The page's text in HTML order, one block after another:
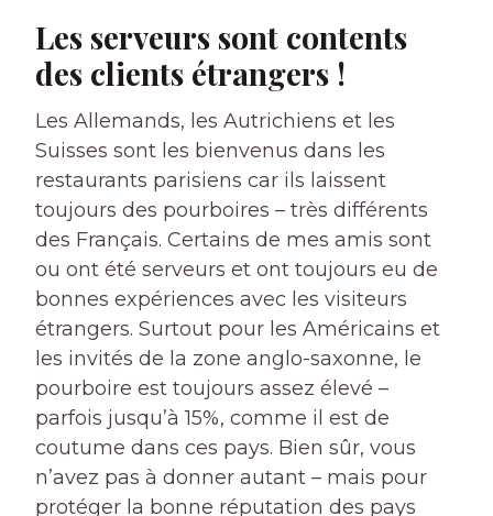
Les serveurs sont contents
des clients étrangers !
Les Allemands, les Autrichiens et les
Suisses sont les bienvenus dans les
restaurants parisiens car ils laissent
toujours des pourboires – très différents
des Français. Certains de mes amis sont
ou ont été serveurs et ont toujours eu de
bonnes expériences avec les visiteurs
étrangers. Surtout pour les Américains et
les invités de la zone anglo-saxonne, le
pourboire est toujours assez élevé –
parfois jusqu’à 15%, comme il est de
coutume dans ces pays. Bien sûr, vous
n’avez pas à donner autant – mais pour
protéger la bonne réputation des pays